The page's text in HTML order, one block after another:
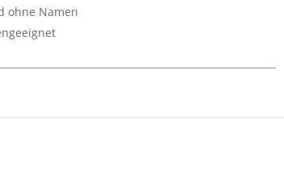
ohne Namen